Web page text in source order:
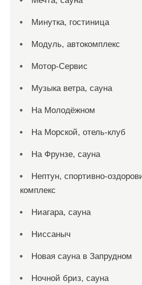
Минутка, гостиница
Модуль, автокомплекс
Мотор-Сервис
Музыка ветра, сауна
На Молодёжном
На Морской, отель-клуб
На Фрунзе, сауна
Нептун, спортивно-
комплекс
Ниагара, сауна
Ниссаныч
Новая сауна в Запрудном
Ночной бриз, сауна